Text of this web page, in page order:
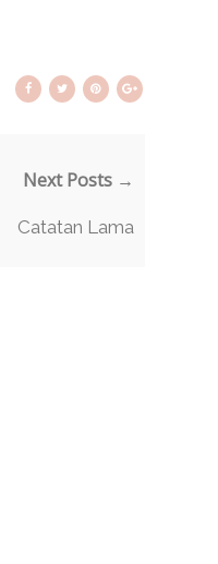
Next Posts →
Catatan Lama